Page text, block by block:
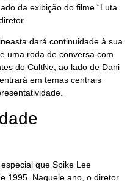
da exibição do filme “Luta
dará continuidade à sua
uma roda de conversa com
do CultNe, ao lado de Dani
em temas centrais
que Spike Lee
1995. Naquele ano, o diretor